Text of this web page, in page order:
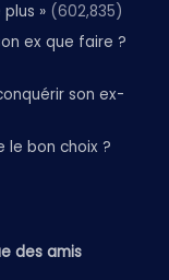
» (602,835)
ex que faire ?
son ex-
le bon choix ?
des amis